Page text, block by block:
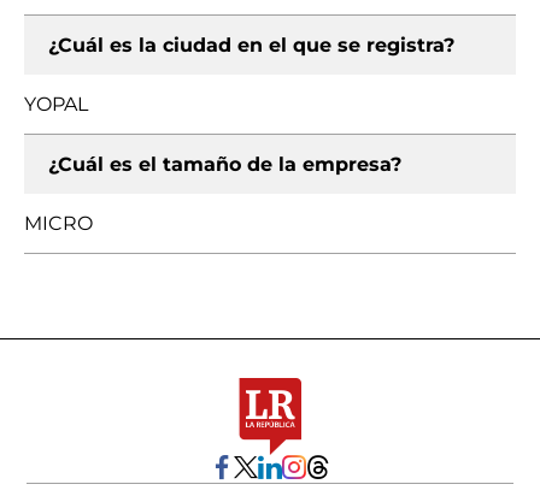
¿Cuál es la ciudad en el que se registra?
YOPAL
¿Cuál es el tamaño de la empresa?
MICRO